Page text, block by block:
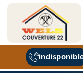
indisponible